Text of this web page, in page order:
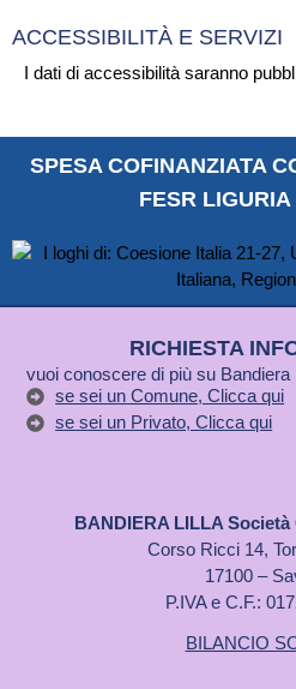
I dati di accessibilità saranno
ACCESSIBILITÀ E SERVIZI
SPESA COFINANZIATA
FESR LIGURIA
RICHIESTA
vuoi conoscere di più su Bandiera
se sei un Comune, Clicca qui
se sei un Privato, Clicca qui
BANDIERA LILLA
Corso Ricci 14,
17100 –
P.IVA e C.F.:
BILANCIO